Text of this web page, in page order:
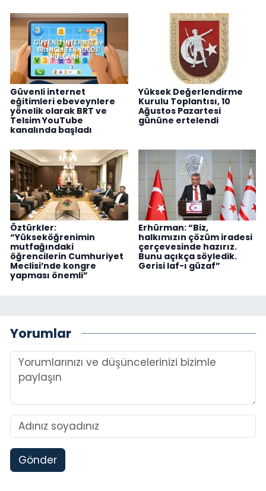
Güvenli internet
eğitimleri ebeveynlere
yönelik olarak BRT ve
Telsim YouTube
kanalında başladı
Yüksek Değerlendirme
Kurulu Toplantısı, 10
Ağustos Pazartesi
gününe ertelendi
Öztürkler:
“Yükseköğrenimin
mutfağındaki
öğrencilerin Cumhuriyet
Meclisi’nde kongre
yapması önemli”
Erhürman: “Biz,
halkımızın çözüm iradesi
çerçevesinde hazırız.
Bunu açıkça söyledik.
Gerisi laf-ı güzaf”
Yorumlar
Gönder